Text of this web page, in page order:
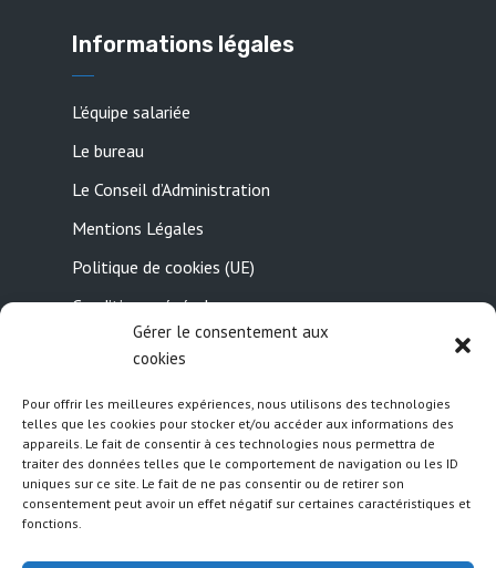
Gérer le consentement aux
cookies
Pour offrir les meilleures expériences, nous utilisons des technologies
telles que les cookies pour stocker et/ou accéder aux informations des
appareils. Le fait de consentir à ces technologies nous permettra de
traiter des données telles que le comportement de navigation ou les ID
uniques sur ce site. Le fait de ne pas consentir ou de retirer son
consentement peut avoir un effet négatif sur certaines caractéristiques et
fonctions.
Informations légales
L’équipe salariée
Le bureau
Le Conseil d’Administration
Mentions Légales
Politique de cookies (UE)
Conditions générales
Contactez-nous
Suivez nous